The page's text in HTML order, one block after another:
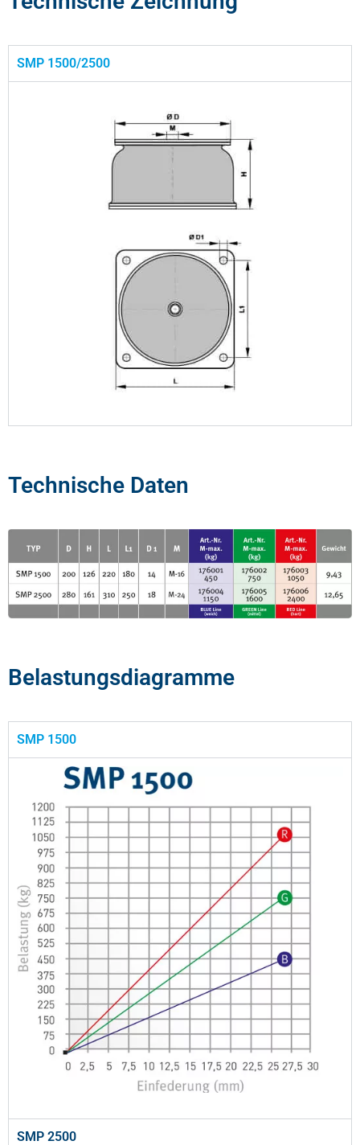
SMP 1500/2500
Technische Daten
Belastungsdiagramme
SMP 1500
SMP 2500